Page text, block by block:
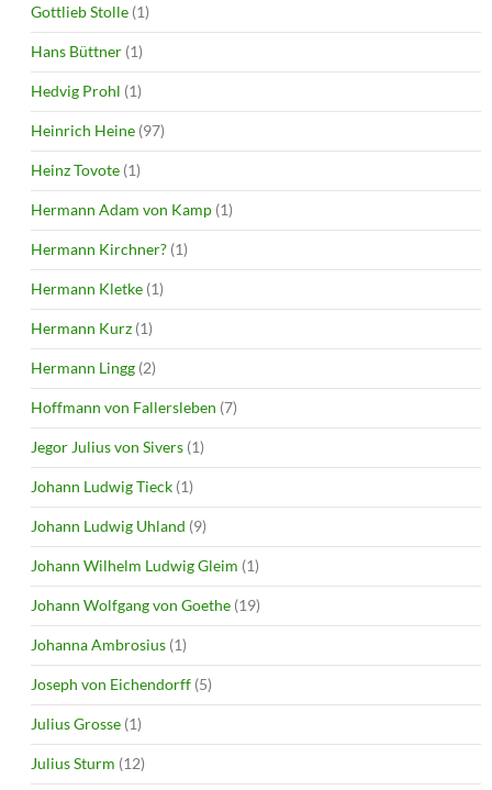
Gottlieb Stolle (1)
Hans Büttner (1)
Hedvig Prohl (1)
Heinrich Heine (97)
Heinz Tovote (1)
Hermann Adam von Kamp (1)
Hermann Kirchner? (1)
Hermann Kletke (1)
Hermann Kurz (1)
Hermann Lingg (2)
Hoffmann von Fallersleben (7)
Jegor Julius von Sivers (1)
Johann Ludwig Tieck (1)
Johann Ludwig Uhland (9)
Johann Wilhelm Ludwig Gleim (1)
Johann Wolfgang von Goethe (19)
Johanna Ambrosius (1)
Joseph von Eichendorff (5)
Julius Grosse (1)
Julius Sturm (12)